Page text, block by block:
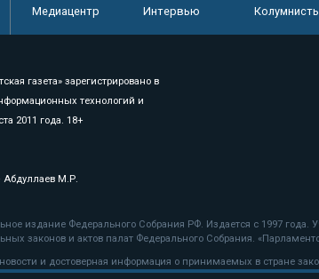
Медиацентр
Интервью
газета» зарегистрировано в
технологий и
2011 года. 18+
Абдуллаев М.Р.
издание Федерального Собрания РФ. Издается с 1997
законов и актов палат Федерального Собрания.
и достоверная информация о принимаемых в стране
обязательна.